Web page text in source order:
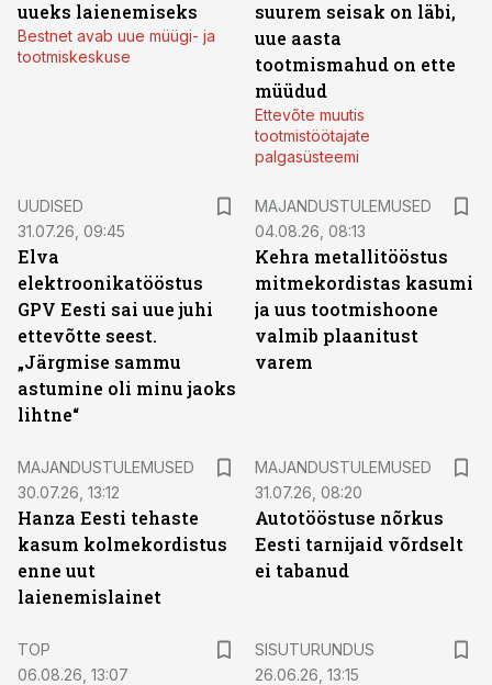
uueks laienemiseks
Bestnet avab uue müügi- ja
tootmiskeskuse
suurem seisak on läbi,
uue aasta
tootmismahud on ette
müüdud
Ettevõte muutis
tootmistöötajate
palgasüsteemi
UUDISED
31.07.26, 09:45
Elva
elektroonikatööstus
GPV Eesti sai uue juhi
ettevõtte seest.
„Järgmise sammu
astumine oli minu jaoks
lihtne“
MAJANDUSTULEMUSED
04.08.26, 08:13
Kehra metallitööstus
mitmekordistas kasumi
ja uus tootmishoone
valmib plaanitust
varem
MAJANDUSTULEMUSED
30.07.26, 13:12
Hanza Eesti tehaste
kasum kolmekordistus
enne uut
laienemislainet
MAJANDUSTULEMUSED
31.07.26, 08:20
Autotööstuse nõrkus
Eesti tarnijaid võrdselt
ei tabanud
TOP
06.08.26, 13:07
SISUTURUNDUS
26.06.26, 13:15